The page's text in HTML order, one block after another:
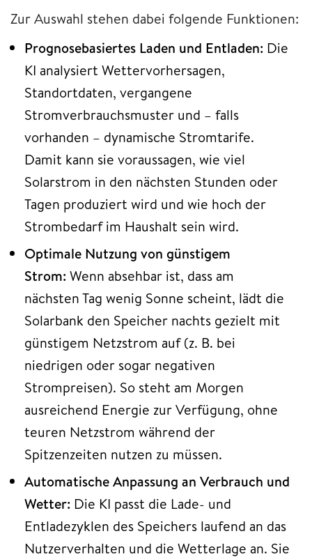
Zur Auswahl stehen dabei folgende Funktionen:
Prognosebasiertes Laden und Entladen: Die
KI analysiert Wettervorhersagen,
Standortdaten, vergangene
Stromverbrauchsmuster und – falls
vorhanden – dynamische Stromtarife.
Damit kann sie voraussagen, wie viel
Solarstrom in den nächsten Stunden oder
Tagen produziert wird und wie hoch der
Strombedarf im Haushalt sein wird.
Optimale Nutzung von günstigem
Strom: Wenn absehbar ist, dass am
nächsten Tag wenig Sonne scheint, lädt die
Solarbank den Speicher nachts gezielt mit
günstigem Netzstrom auf (z. B. bei
niedrigen oder sogar negativen
Strompreisen). So steht am Morgen
ausreichend Energie zur Verfügung, ohne
teuren Netzstrom während der
Spitzenzeiten nutzen zu müssen.
Automatische Anpassung an Verbrauch und
Wetter: Die KI passt die Lade- und
Entladezyklen des Speichers laufend an das
Nutzerverhalten und die Wetterlage an. Sie